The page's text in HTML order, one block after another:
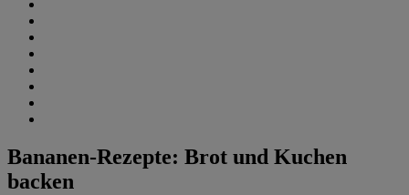
Bananen-Rezepte: Brot und Kuchen
backen